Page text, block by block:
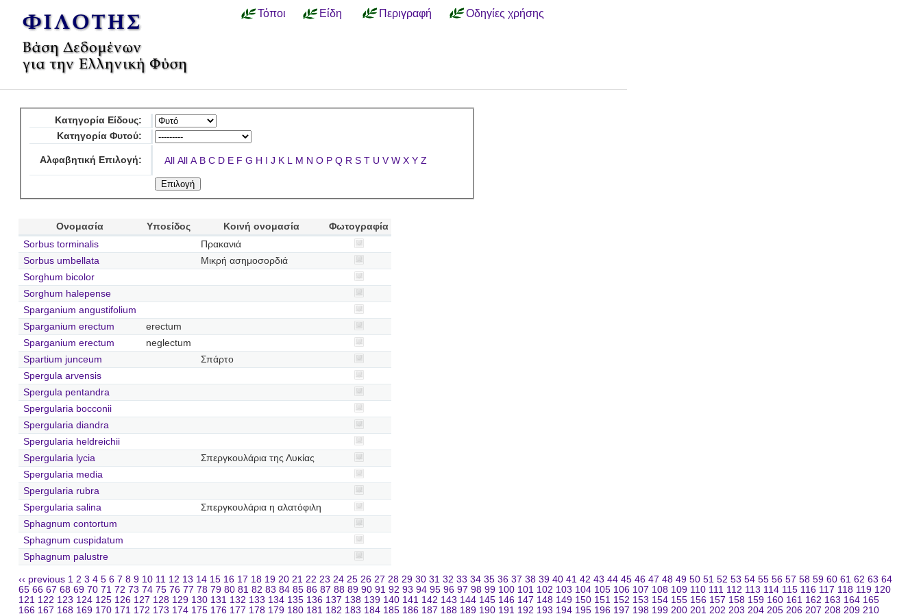
Τόποι Είδη Περιγραφή Οδηγίες χρήσης
Κατηγορία Είδους:
Κατηγορία Φυτού:
Αλφαβητική Επιλογή: All All A B C D E F G H I J K L M N O P Q R S T U V W X Y Z
Ονομασία Υποείδος Κοινή ονομασία
Φωτογραφία
Sorbus torminalis
Πρακανιά
Sorbus umbellata
Μικρή ασημοσορδιά
Sorghum bicolor
Sorghum halepense
Sparganium angustifolium
Sparganium erectum
erectum
Sparganium erectum
neglectum
Spartium junceum
Σπάρτο
Spergula arvensis
Spergula pentandra
Spergularia bocconii
Spergularia diandra
Spergularia heldreichii
Spergularia lycia
Σπεργκουλάρια της Λυκίας
Spergularia media
Spergularia rubra
Spergularia salina
Σπεργκουλάρια η αλατόφιλη
Sphagnum contortum
Sphagnum cuspidatum
Sphagnum palustre
‹‹ previous 1 2 3 4 5 6 7 8 9 10 11 12 13 14 15 16 17 18 19 20 21 22 23 24 25 26 27 28 29 30 31 32 33 34 35 36 37 38 39 40 41 42 43 44 45 46 47 48 49 50 51 52 53 54 55 56 57 58 59 60 61 62 63 64
65 66 67 68 69 70 71 72 73 74 75 76 77 78 79 80 81 82 83 84 85 86 87 88 89 90 91 92 93 94 95 96 97 98 99 100 101 102 103 104 105 106 107 108 109 110 111 112 113 114 115 116 117 118 119 120
121 122 123 124 125 126 127 128 129 130 131 132 133 134 135 136 137 138 139 140 141 142 143 144 145 146 147 148 149 150 151 152 153 154 155 156 157 158 159 160 161 162 163 164 165
166 167 168 169 170 171 172 173 174 175 176 177 178 179 180 181 182 183 184 185 186 187 188 189 190 191 192 193 194 195 196 197 198 199 200 201 202 203 204 205 206 207 208 209 210